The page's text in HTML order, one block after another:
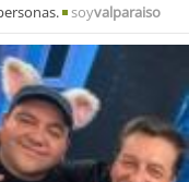
soyvalparaiso